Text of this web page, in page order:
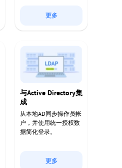
更多
与Active Directory集
成
从本地AD同步操作员帐
户，并使用统一授权数
据简化登录。
更多